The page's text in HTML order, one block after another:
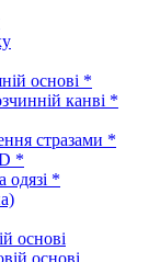
основі *
канві *
стразами *
*
одязі *
основі
основі